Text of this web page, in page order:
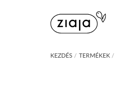
KEZDÉS / TERMÉKEK /